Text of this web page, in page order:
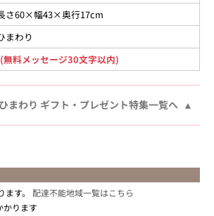
さ60×幅43×奥行17cm
まわり
料メッセージ30文字以内)
ひまわり ギフト・プレゼント特集一覧へ
す。 配達不能地域一覧はこちら
かります